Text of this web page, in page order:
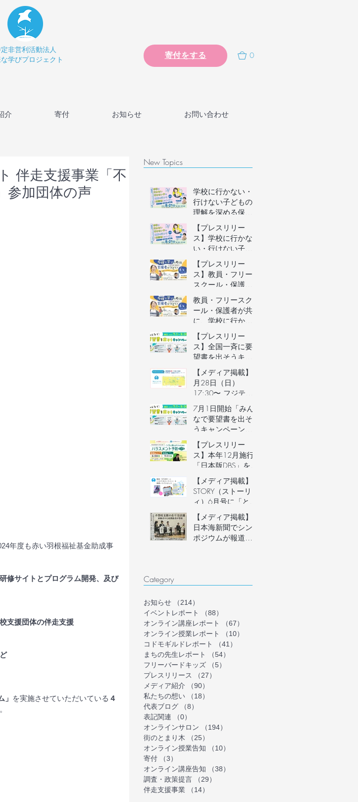
非営利活動法人
学びプロジェクト
寄付をする 0
介 寄付 お知らせ お問い合わせ
伴走支援事業「不
参加団体の声
年度も赤い羽根福祉基金助成事
修サイトとプログラム開発、及び
支援団体の伴走支援
」 を実施させていただいている ４
New Topics
学校に行かない・
行けない子どもの
理解を深める保護
者向けオンライン
イベントの参加者
を募集します（長
【プレスリリー
ス】学校に行かな
い・行けない子ど
もの理解を深める
保護者向けオンラ
インイベントを開
【プレスリリー
ス】教員・フリー
スクール・保護者
が共に、学校に行
かない・行けない
子どもの気持ちを
ンイベントを開催
教員・フリースク
ール・保護者が共
に、学校に行かな
い・行けない子ど
もの気持ちを理解
するオンラインイ
募集します（長野
県主催）
【プレスリリー
ス】全国一斉に要
望書を出そうキャ
ンペーン／自治体
予算要望支援AIの
利用権つき！／不
制度づくりへ
【メディア掲載】6
月28日（日）
17:30〜 フジテレ
ビ「イット！」で
街のとまり木が紹
介されました！
7月1日開始「みん
なで要望書を出そ
うキャンペーン」
のご案内&7月3日
説明会開催
【プレスリリー
ス】本年12月施行
「日本版DBS」を見
据え、フリースク
ール運営者など子
どもに関わる大人
メント予防講座」
を6月20日(土)にオ
ンライン開催。フ
【メディア掲載】
STORY（ストーリ
ィ）6月号に「とま
り木オンライン」
を掲載いただきま
した！
【メディア掲載】
日本海新聞でシン
ポジウムが報道さ
Category
お知らせ （214）
イベントレポート
（88）
オンライン講座レポート
（67）
オンライン授業レポート
（10）
コドモギルドレポート
（41）
まちの先生レポート
（54）
フリーバードキッズ
（5）
プレスリリース
（27）
メディア紹介
（90）
私たちの想い
（18）
代表ブログ
（8）
表記関連
（0）
オンラインサロン
（194）
街のとまり木
（25）
オンライン授業告知
（10）
寄付
（3）
オンライン講座告知
（38）
調査・政策提言
（29）
伴走支援事業
（14）